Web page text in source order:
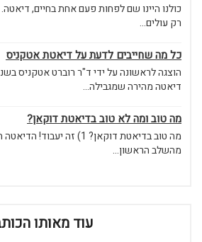
כולנו היינו שם לפחות פעם אחת בחיים,
רק עולים...
כל מה שחייבים לדעת על דיאטת אטקניס
דיאטה מהירה שמגבילה...
מה טוב ומה לא טוב בדיאטת דוקאן?
מה טוב בדיאטת דוקאן? 1) זה
מהשלב הראשון...
עוד מאותו